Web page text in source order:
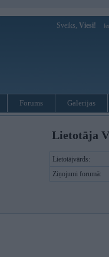
Sveiks, Viesi!
Forums Galerijas
Lietotāja
Lietotājvārds:
Ziņojumi forumā: